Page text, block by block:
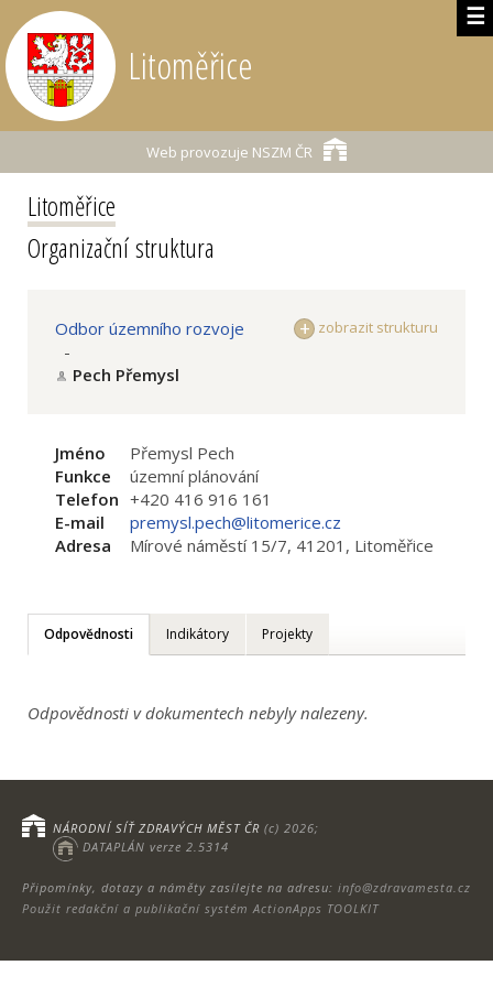
☰
Litoměřice
Web provozuje NSZM ČR
Litoměřice
Organizační struktura
zobrazit strukturu
Odbor územního rozvoje
-
Pech Přemysl
Jméno
Přemysl Pech
Funkce
územní plánování
Telefon +420 416 916 161
E-mail
premysl.pech@litomerice.cz
Adresa
Mírové náměstí 15/7, 41201, Litoměřice
Odpovědnosti Indikátory Projekty
Odpovědnosti v dokumentech nebyly nalezeny.
Připomínky, dotazy a náměty zasílejte na adresu: info@zdravamesta.cz
Použit redakční a publikační systém ActionApps TOOLKIT
NÁRODNÍ SÍŤ ZDRAVÝCH MĚST ČR (c) 2026;
DATAPLÁN verze 2.5314